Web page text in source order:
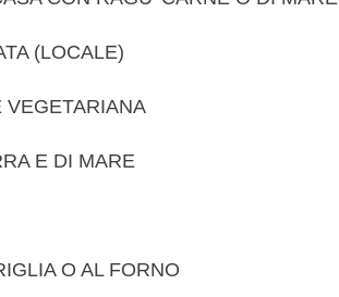
(LOCALE)
VEGETARIANA
E DI MARE
O AL FORNO